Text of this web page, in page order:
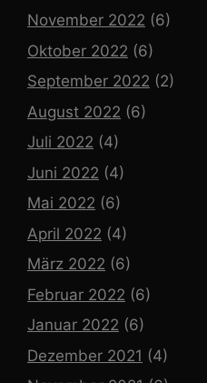
November 2022 (6)
Oktober 2022 (6)
September 2022 (2)
August 2022 (6)
Juli 2022 (4)
Juni 2022 (4)
Mai 2022 (6)
April 2022 (4)
März 2022 (6)
Februar 2022 (6)
Januar 2022 (6)
Dezember 2021 (4)